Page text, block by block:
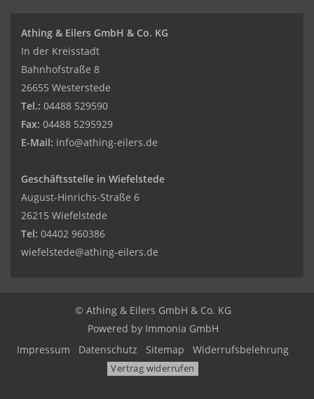
Athing & Eilers GmbH & Co. KG
In der Kreisstadt
Bahnhofstraße 8
26655 Westerstede
Tel.: 04488 529590
Fax: 04488 5295929
E-Mail: info@athing-eilers.de
Geschäftsstelle in Wiefelstede
August-Hinrichs-Straße 6
26215 Wiefelstede
Tel: 04402 960386
wiefelstede@athing-eilers.de
© Athing & Eilers GmbH & Co. KG
Powered by Immonia GmbH
Impressum
Datenschutz Sitemap Widerrufsbelehrung
Vertrag widerrufen